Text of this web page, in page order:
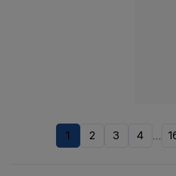
1 2 3 4 ...